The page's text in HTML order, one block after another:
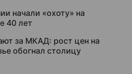
начали «охоту» на
40 лет
за МКАД: рост цен на
обогнал столицу